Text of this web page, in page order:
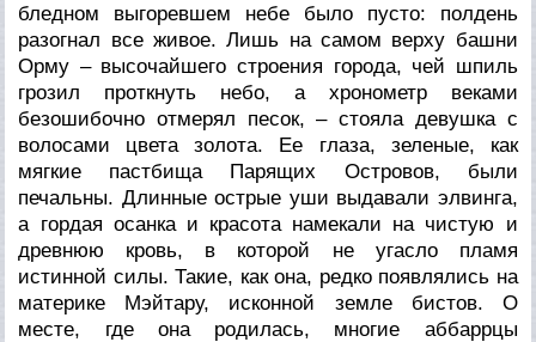
бледном выгоревшем небе было пусто: полдень
разогнал все живое. Лишь на самом верху башни
Орму – высочайшего строения города, чей шпиль
грозил проткнуть небо, а хронометр веками
безошибочно отмерял песок, – стояла девушка с
волосами цвета золота. Ее глаза, зеленые, как
мягкие пастбища Парящих Островов, были
печальны. Длинные острые уши выдавали элвинга,
а гордая осанка и красота намекали на чистую и
древнюю кровь, в которой не угасло пламя
истинной силы. Такие, как она, редко появлялись на
материке Мэйтару, исконной земле бистов. О
месте, где она родилась, многие аббаррцы